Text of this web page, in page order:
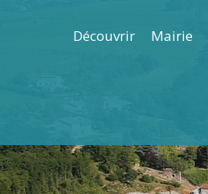
Découvrir Mairie